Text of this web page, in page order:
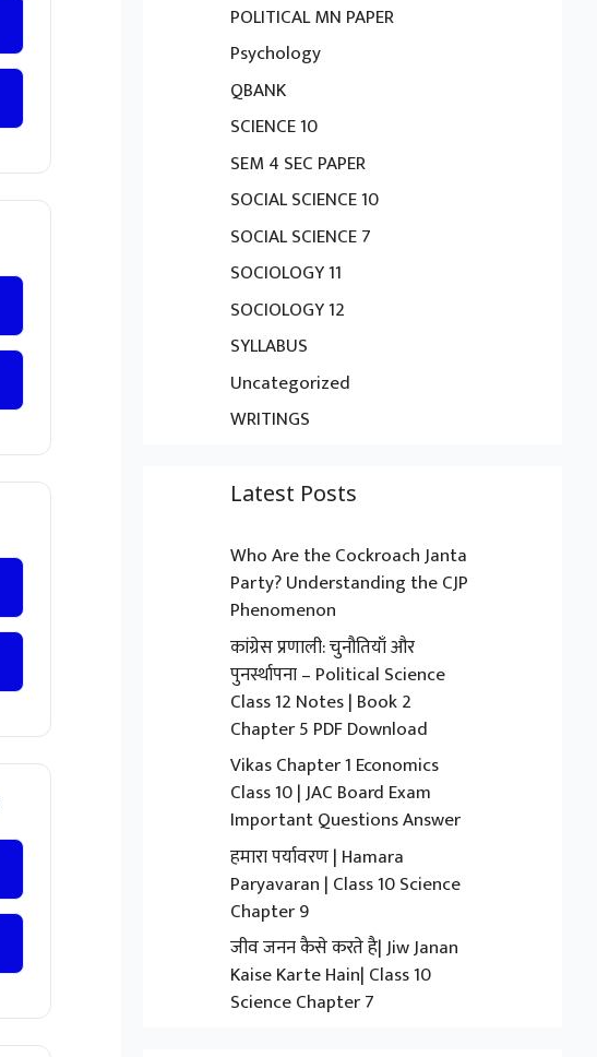
POLITICAL MN PAPER
Psychology
QBANK
SCIENCE 10
SEM 4 SEC PAPER
SOCIAL SCIENCE 10
SOCIAL SCIENCE 7
SOCIOLOGY 11
SOCIOLOGY 12
SYLLABUS
Uncategorized
WRITINGS
Latest Posts
Who Are the Cockroach Janta
Party? Understanding the CJP
Phenomenon
कांग्रेस प्रणाली: चुनौतियाँ और
पुनर्स्थापना – Political Science
Class 12 Notes | Book 2
Chapter 5 PDF Download
Vikas Chapter 1 Economics
Class 10 | JAC Board Exam
Important Questions Answer
हमारा पर्यावरण | Hamara
Paryavaran | Class 10 Science
Chapter 9
जीव जनन कैसे करते है| Jiw Janan
Kaise Karte Hain| Class 10
Science Chapter 7